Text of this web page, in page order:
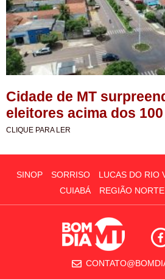
Cidade de MT
eleitores acima dos
CLIQUE PARA LER
SINOP SORRISO LUCAS DO RIO
CUIABÁ
REGIÃO NORTE